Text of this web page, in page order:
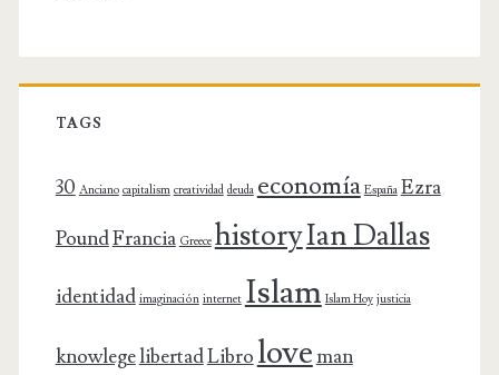
TAGS
30 Anciano capitalism creatividad deuda economía España Ezra
PoundFrancia Greece historyIan Dallas
identidad imaginación internet Islam Islam Hoy justicia
knowlegelibertadLibrolove man